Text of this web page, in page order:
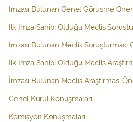
İmzası Bulunan Genel Görüşme
İlk İmza Sahibi Olduğu Meclis
İmzası Bulunan Meclis Soruşturması
İlk İmza Sahibi Olduğu Meclis
İmzası Bulunan Meclis Araştırması
Genel Kurul Konuşmaları
Komisyon Konuşmaları